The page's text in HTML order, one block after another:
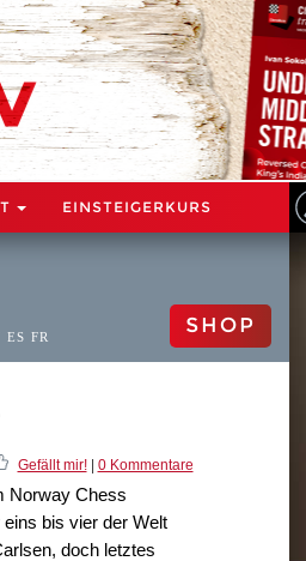
EINSTEIGERKURS
ES FR SHOP
Gefällt mir!| 0 Kommentare
Norway Chess
bis vier der Welt
doch letztes